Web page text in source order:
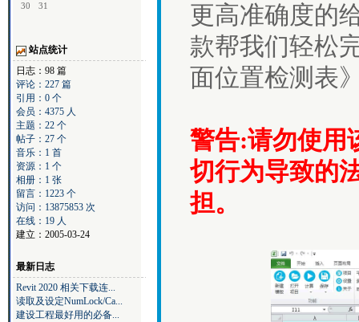
30
31
站点统计
日志：98 篇
评论：227 篇
引用：0 个
会员：4375 人
主题：22 个
帖子：27 个
音乐：1 首
资源：1 个
相册：1 张
留言：1223 个
访问：13875853 次
在线：19 人
建立：2005-03-24
最新日志
Revit 2020 相关下载连...
读取及设定NumLock/Ca...
建设工程最好用的必备...
更高准确度的
款帮我们轻松
面位置检测表
警告:请勿使用
切行为导致的
担。